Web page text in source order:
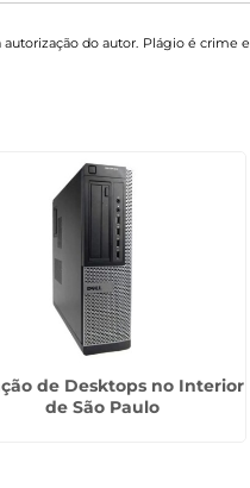
do autor. Plágio é crime e
de Desktops no Interior
de São Paulo